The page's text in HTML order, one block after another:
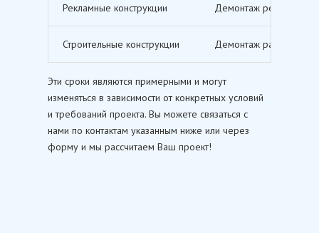
Рекламные конструкции Демонтаж рекламных
Строительные конструкции Демонтаж различных
Эти сроки являются примерными и могут
изменяться в зависимости от конкретных условий
и требований проекта. Вы можете связаться с
нами по контактам указанным ниже или через
форму и мы рассчитаем Ваш проект!